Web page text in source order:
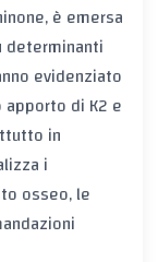
è emersa
determinanti
evidenziato
di K2 e
in
i
osseo, le